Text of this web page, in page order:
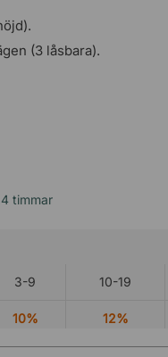
(3 låsbara).
timmar
3-9 10-19
10% 12%